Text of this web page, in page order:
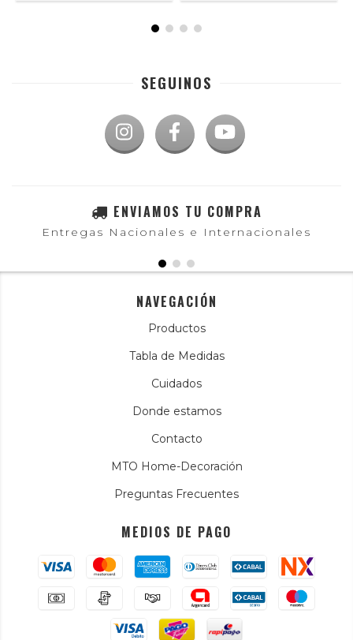
SEGUINOS
ENVIAMOS TU COMPRA
Entregas Nacionales e Internacionales
NAVEGACIÓN
Productos
Tabla de Medidas
Cuidados
Donde estamos
Contacto
MTO Home-Decoración
Preguntas Frecuentes
MEDIOS DE PAGO